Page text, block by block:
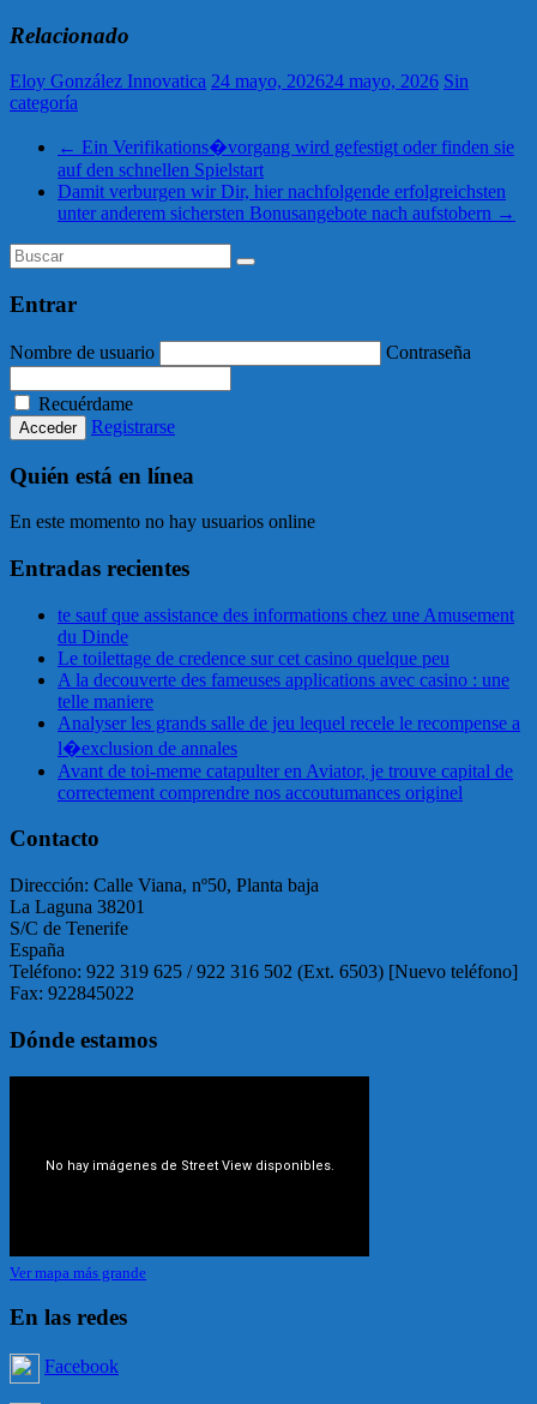
Relacionado
Eloy González Innovatica 24 mayo, 202624 mayo, 2026 Sin
categoría
← Ein Verifikations�vorgang wird gefestigt oder finden sie
auf den schnellen Spielstart
Damit verburgen wir Dir, hier nachfolgende erfolgreichsten
unter anderem sichersten Bonusangebote nach aufstobern →
Entrar
Nombre de usuario Contraseña
Recuérdame
Registrarse
Quién está en línea
En este momento no hay usuarios online
Entradas recientes
te sauf que assistance des informations chez une Amusement
du Dinde
Le toilettage de credence sur cet casino quelque peu
A la decouverte des fameuses applications avec casino : une
telle maniere
Analyser les grands salle de jeu lequel recele le recompense a
l�exclusion de annales
Avant de toi-meme catapulter en Aviator, je trouve capital de
correctement comprendre nos accoutumances originel
Contacto
Dirección: Calle Viana, nº50, Planta baja
La Laguna 38201
S/C de Tenerife
España
Teléfono: 922 319 625 / 922 316 502 (Ext. 6503) [Nuevo teléfono]
Fax: 922845022
Dónde estamos
Ver mapa más grande
En las redes
Facebook